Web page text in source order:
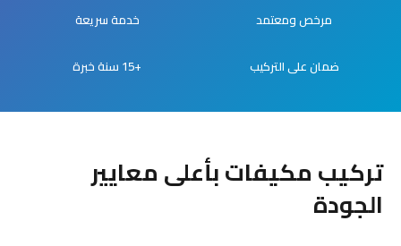
مرخص ومعتمد خدمة سريعة
ضمان على التركيب +15 سنة خبرة
تركيب مكيفات بأعلى معايير
الجودة